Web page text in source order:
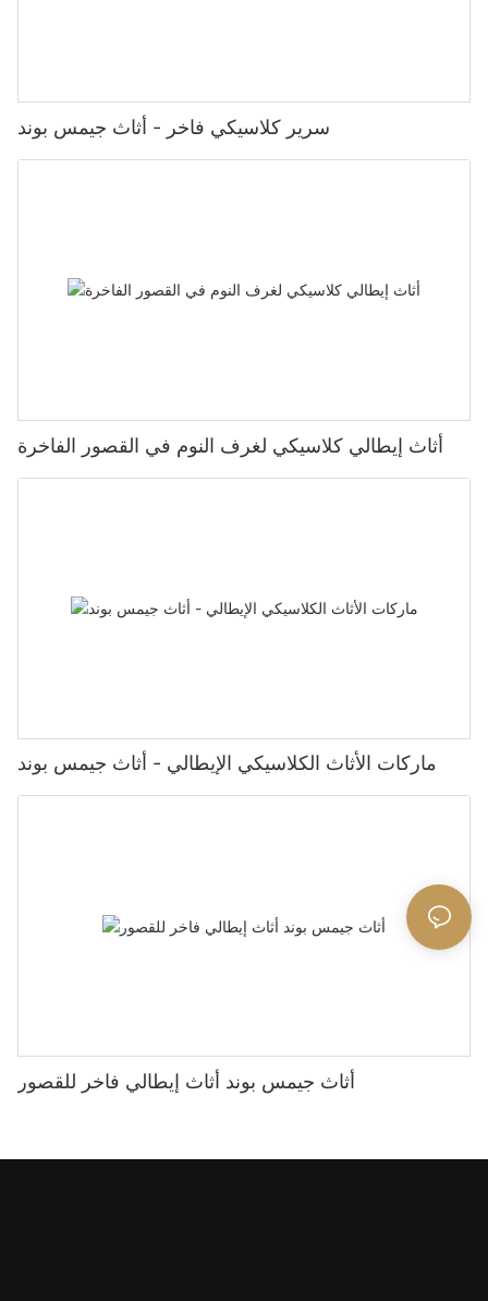
سرير كلاسيكي فاخر - أثاث جيمس بوند
أثاث إيطالي كلاسيكي لغرف النوم في القصور الفاخرة
ماركات الأثاث الكلاسيكي الإيطالي - أثاث جيمس بوند
أثاث جيمس بوند أثاث إيطالي فاخر للقصور